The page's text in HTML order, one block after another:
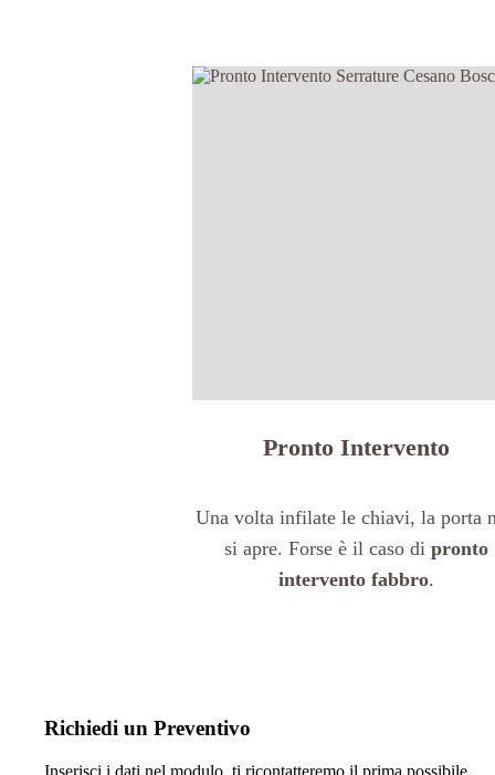
Pronto Intervento
Una volta infilate le chiavi, la porta
si apre. Forse è il caso dipronto
intervento fabbro.
Richiedi un Preventivo
Inserisci i dati nel modulo, ti ricontatteremo il prima possibile.